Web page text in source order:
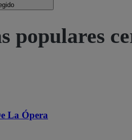
populares
La Ópera